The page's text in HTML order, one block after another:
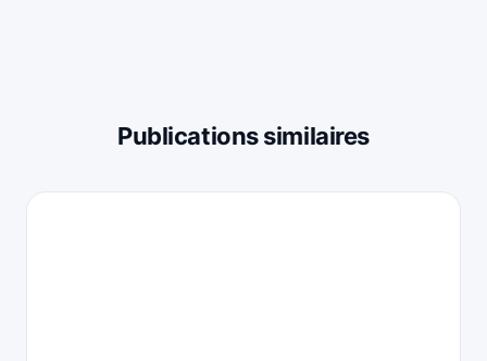
Publications similaires